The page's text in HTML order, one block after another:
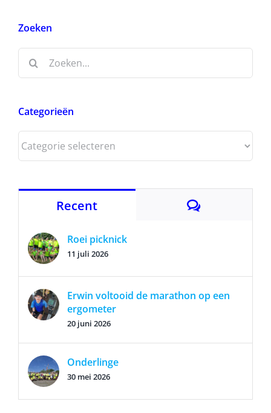
Zoeken
Zoeken
Categorieën
Categorieën
11 juli 2026
Erwin voltooid de marathon op een
30 mei 2026